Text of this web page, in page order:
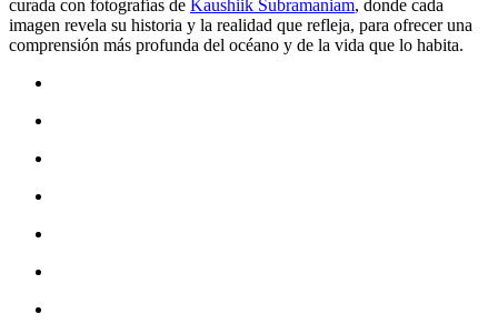
curada con fotografías de Kaushiik Subramaniam, donde cada
imagen revela su historia y la realidad que refleja, para ofrecer una
comprensión más profunda del océano y de la vida que lo habita.